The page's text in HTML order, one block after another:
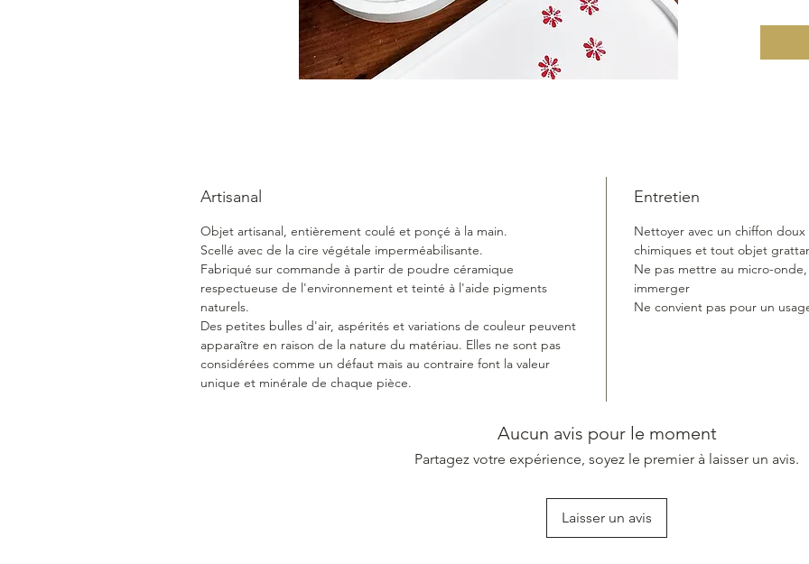
Son
Artisanal
Objet artisanal, entièrement coulé et ponçé à la main.
Scellé avec de la cire végétale imperméabilisante.
Fabriqué sur commande à partir de poudre céramique
respectueuse de l'environnement et teinté à l'aide pigments
naturels.
Des petites bulles d'air, aspérités et variations de couleur peuvent
apparaître en raison de la nature du matériau. Elles ne sont pas
considérées comme un défaut mais au contraire font la valeur
unique et minérale de chaque pièce.
Entretien
Nettoyer avec un chiffon
chimiques et tout objet
Ne pas mettre au micro-onde,
immerger
Ne convient pas pour un
Aucun avis pour le moment
Partagez votre expérience, soyez le premier à laisser un avis.
Laisser un avis